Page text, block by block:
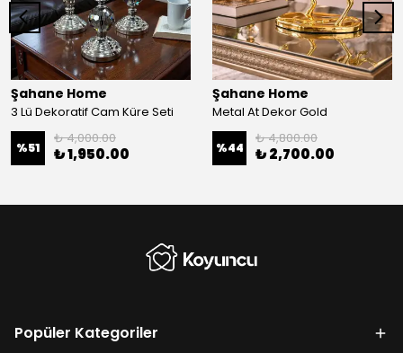
Şahane Home
3 Lü Dekoratif Cam Küre Seti
%51
₺ 4,000.00
₺ 1,950.00
Şahane Home
Metal At Dekor Gold
%44
₺ 4,800.00
₺ 2,700.00
Popüler Kategoriler